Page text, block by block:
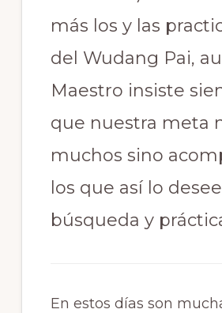
más los y las
del Wudang Pai,
Maestro insiste
que nuestra meta
muchos sino
los que así lo
búsqueda y
En estos días son